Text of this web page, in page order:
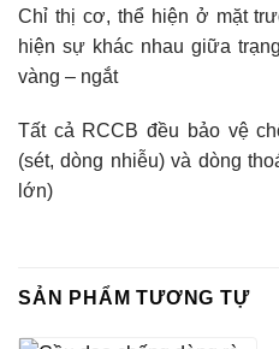
Chỉ thị cơ, thể hiện ở mặt
hiện sự khác nhau giữa
vàng – ngắt
Tất cả RCCB đều bảo vệ
(sét, dòng nhiễu) và dòng
lớn)
SẢN PHẨM TƯƠNG TỰ